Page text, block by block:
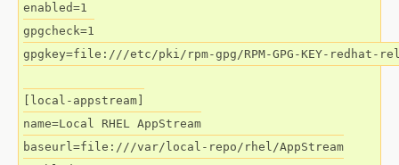
enabled=1
gpgcheck=1
gpgkey=file:///etc/pki/rpm-gpg/RPM-GPG-KEY-redhat-
[local-appstream]
name=Local RHEL AppStream
baseurl=file:///var/local-repo/rhel/AppStream